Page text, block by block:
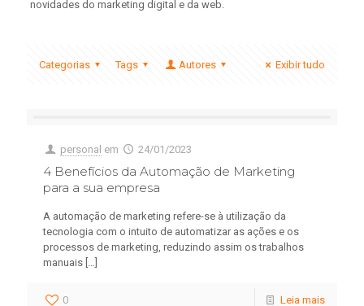
novidades do marketing digital e da web.
Categorias Tags Autores Exibir tudo
personal em 24/01/2023
4 Benefícios da Automação de Marketing
para a sua empresa
A automação de marketing refere-se à utilização da
tecnologia com o intuito de automatizar as ações e os
processos de marketing, reduzindo assim os trabalhos
manuais […]
0 Leia mais